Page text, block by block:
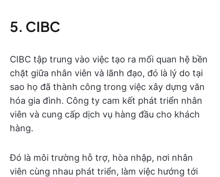
5. CIBC
CIBC tập trung vào việc tạo ra mối quan hệ bền
chặt giữa nhân viên và lãnh đạo, đó là lý do tại
sao họ đã thành công trong việc xây dựng văn
hóa gia đình. Công ty cam kết phát triển nhân
viên và cung cấp dịch vụ hàng đầu cho khách
hàng.
Đó là môi trường hỗ trợ, hòa nhập, nơi nhân
viên cùng nhau phát triển, làm việc hướng tới